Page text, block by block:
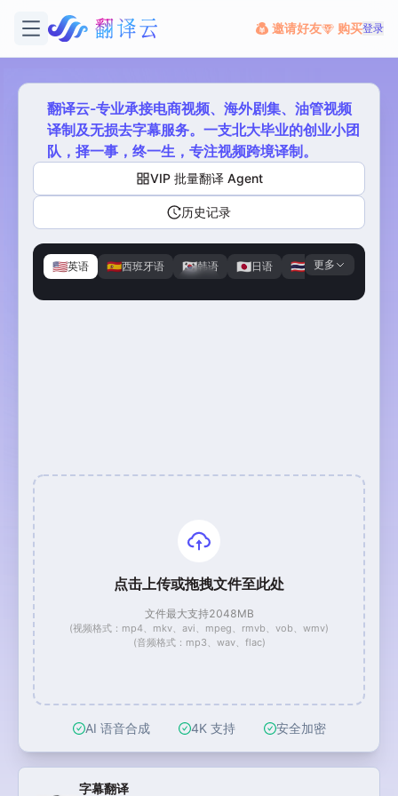
邀请好友 购买登录
翻译云-专业承接电商视频、海外剧集、油管视频
译制及无损去字幕服务。一支北大毕业的创业小团
队，择一事，终一生，专注视频跨境译制。
VIP 批量翻译 Agent
历史记录
🇺🇸英语 🇪🇸西班牙语 🇰🇷韩语 🇯🇵日语 🇹🇭 泰语
更多
点击上传或拖拽文件至此处
文件最大支持2048MB
(视频格式：mp4、mkv、avi、mpeg、rmvb、vob、wmv)
(音频格式：mp3、wav、flac)
AI 语音合成 4K 支持 安全加密
视频工具快捷入口
字幕翻译